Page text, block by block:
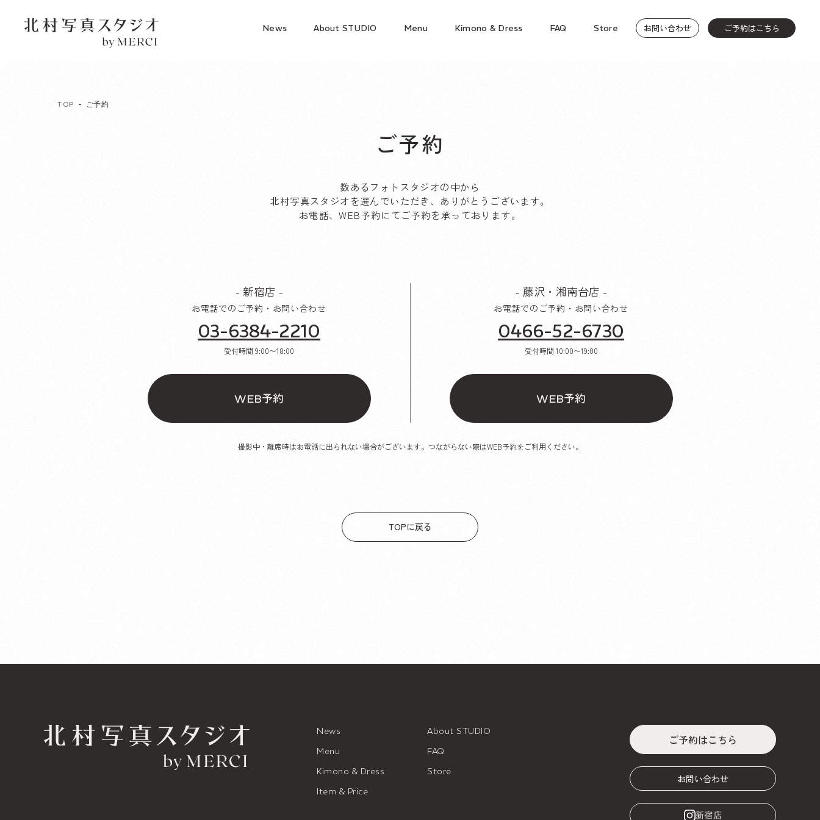
News About STUDIO Menu Kimono & Dress FAQ Store お問い合わせ ご予約はこちら
TOP ご予約
ご予約
数あるフォトスタジオの中から
北村写真スタジオを選んでいただき、ありがとうございます。
お電話、WEB予約にてご予約を承っております。
- 新宿店 -
お電話でのご予約・お問い合わせ
03-6384-2210
受付時間 9:00〜18:00
WEB予約
- 藤沢・湘南台店 -
お電話でのご予約・お問い合わせ
0466-52-6730
受付時間 10:00〜19:00
WEB予約
撮影中・離席時はお電話に出られない場合がございます。つながらない際はWEB予約をご利用ください。
TOPに戻る
News
About STUDIO
Menu
FAQ
Kimono & Dress
Store
Item & Price
ご予約はこちら
お問い合わせ
新宿店